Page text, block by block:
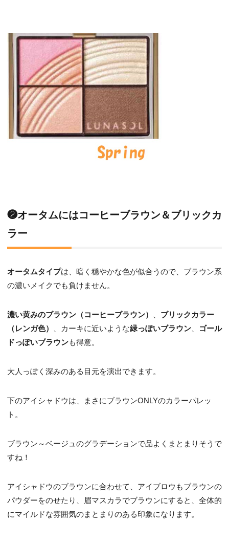
❷オータムにはコーヒーブラウン＆ブリックカ
ラー
オータムタイプは、暗く穏やかな色が似合うので、ブラウン系
の濃いメイクでも負けません。
濃い黄みのブラウン（コーヒーブラウン）
ブリックカラー
（レンガ色）
、カーキに近いような緑っぽいブラウン、
ゴール
ドっぽいブラウンも得意。
大人っぽく深みのある目元を演出できます。
下のアイシャドウは、まさにブラウンONLYのカラーパレッ
ト。
ブラウン～ベージュのグラデーションで品よくまとまりそうで
すね！
アイシャドウのブラウンに合わせて、アイブロウもブラウンの
パウダーをのせたり、眉マスカラでブラウンにすると、全体的
にマイルドな雰囲気のまとまりのある印象になります。